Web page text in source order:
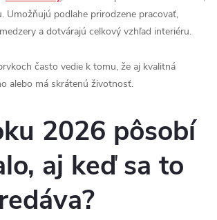
Umožňujú podlahe prirodzene pracovať,
a dotvárajú celkový vzhľad interiéru.
často vedie k tomu, že aj kvalitná
alebo má skrátenú životnosť.
2026 pôsobí
aj keď sa to